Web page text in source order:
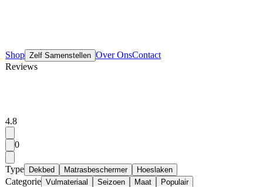
Shop Zelf Samenstellen Over OnsContact
Reviews
4.8
0
Type Dekbed Matrasbeschermer Hoeslaken
Categorie Vulmateriaal Seizoen Maat Populair